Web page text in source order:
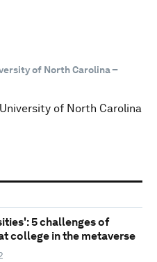
of North Carolina –
of North Carolina
5 challenges of
college in the metaverse